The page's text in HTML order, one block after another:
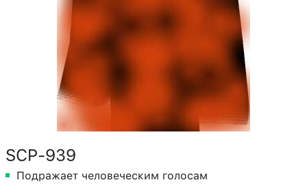
SCP-939
Подражает человеческим голосам